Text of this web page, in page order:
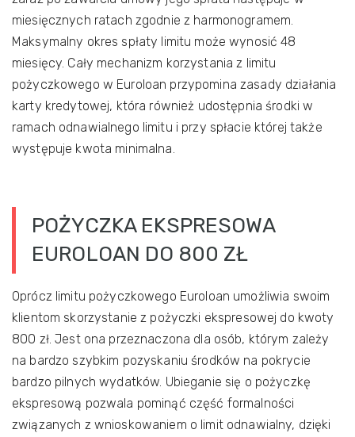
miesięcznych ratach zgodnie z harmonogramem.
Maksymalny okres spłaty limitu może wynosić 48
miesięcy. Cały mechanizm korzystania z limitu
pożyczkowego w Euroloan przypomina zasady działania
karty kredytowej, która również udostępnia środki w
ramach odnawialnego limitu i przy spłacie której także
występuje kwota minimalna.
POŻYCZKA EKSPRESOWA
EUROLOAN DO 800 ZŁ
Oprócz limitu pożyczkowego Euroloan umożliwia swoim
klientom skorzystanie z pożyczki ekspresowej do kwoty
800 zł. Jest ona przeznaczona dla osób, którym zależy
na bardzo szybkim pozyskaniu środków na pokrycie
bardzo pilnych wydatków. Ubieganie się o pożyczkę
ekspresową pozwala pominąć część formalności
związanych z wnioskowaniem o limit odnawialny, dzięki